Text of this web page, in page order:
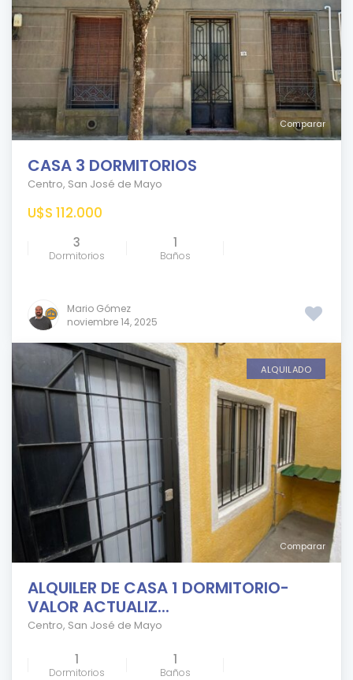
Comparar
CASA 3 DORMITORIOS
Centro, San José de Mayo
U$S 112.000
3
Dormitorios
1
Baños
Mario Gómez
noviembre 14, 2025
Comparar
ALQUILADO
ALQUILER DE CASA 1 DORMITORIO-
VALOR ACTUALIZ...
Centro, San José de Mayo
1
Dormitorios
1
Baños